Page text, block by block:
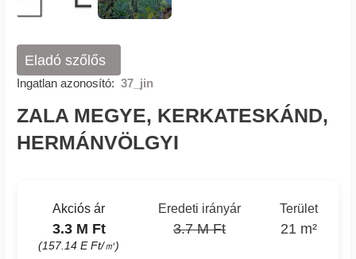
Eladó szőlős
Ingatlan azonosító: 37_jin
ZALA MEGYE, KERKATESKÁND,
HERMÁNVÖLGYI
Akciós ár
3.3 M Ft
(157.14 E Ft/㎡)
Eredeti irányár
3.7 M Ft
Terület
21 m²